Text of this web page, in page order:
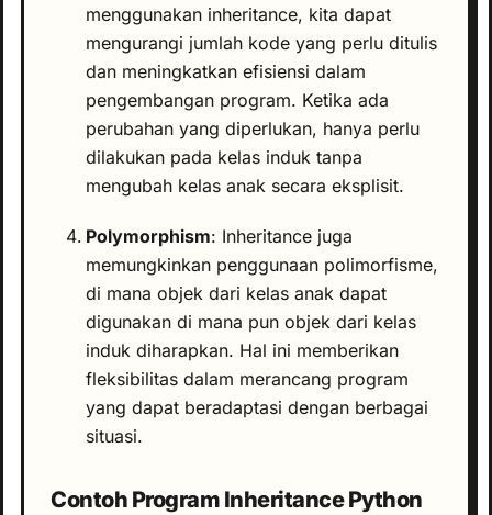
menggunakan inheritance, kita dapat
mengurangi jumlah kode yang perlu ditulis
dan meningkatkan efisiensi dalam
pengembangan program. Ketika ada
perubahan yang diperlukan, hanya perlu
dilakukan pada kelas induk tanpa
mengubah kelas anak secara eksplisit.
Polymorphism: Inheritance juga
memungkinkan penggunaan polimorfisme,
di mana objek dari kelas anak dapat
digunakan di mana pun objek dari kelas
induk diharapkan. Hal ini memberikan
fleksibilitas dalam merancang program
yang dapat beradaptasi dengan berbagai
situasi.
Contoh Program Inheritance Python